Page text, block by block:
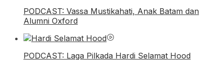
PODCAST: Vassa Mustikahati, Anak Batam dan
Alumni Oxford
PODCAST: Laga Pilkada Hardi Selamat Hood